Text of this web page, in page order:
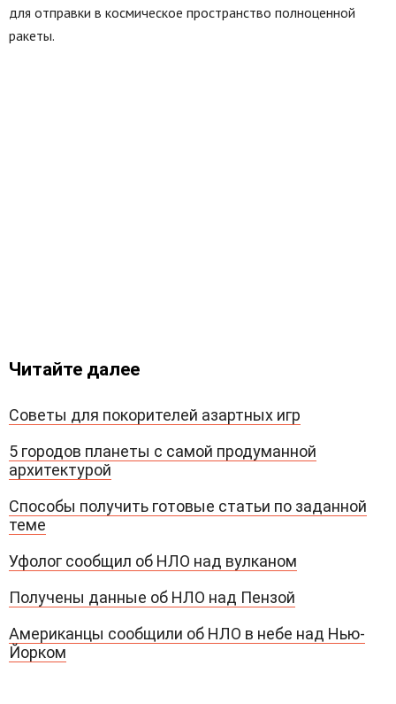
для отправки в космическое пространство полноценной
ракеты.
Читайте далее
Советы для покорителей азартных игр
5 городов планеты с самой продуманной
архитектурой
Способы получить готовые статьи по заданной
теме
Уфолог сообщил об НЛО над вулканом
Получены данные об НЛО над Пензой
Американцы сообщили об НЛО в небе над Нью-
Йорком